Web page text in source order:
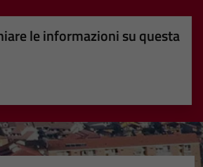
le informazioni su questa
5 stelle su 5
stelle su 5
su 5
5